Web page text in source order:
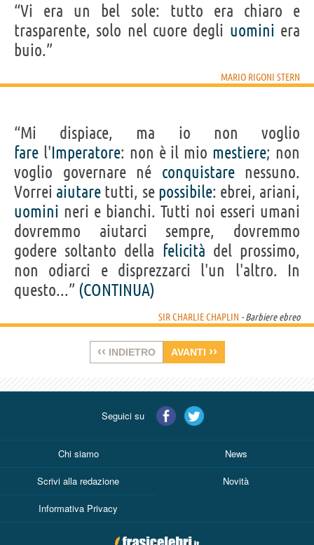
“Vi era un bel sole: tutto era chiaro e
trasparente, solo nel cuore degli uomini era
buio.”
MARIO RIGONI STERN
“Mi dispiace, ma io non voglio
fare l'Imperatore: non è il mio mestiere; non
voglio governare né conquistarenessuno.
Vorrei aiutare tutti, se possibile: ebrei, ariani,
uomini neri e bianchi. Tutti noi esseri umani
dovremmo aiutarci sempre, dovremmo
godere soltanto della felicità del prossimo,
non odiarci e disprezzarci l'un l'altro. In
questo...” (CONTINUA)
SIR CHARLIE CHAPLIN - Barbiere ebreo
‹‹ INDIETRO AVANTI ››
Seguici su
Chi siamo News
Scrivi alla redazione Novità
Informativa Privacy